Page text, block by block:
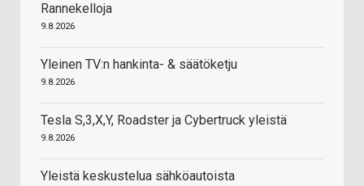
Rannekelloja
9.8.2026
Yleinen TV:n hankinta- & säätöketju
9.8.2026
Tesla S,3,X,Y, Roadster ja Cybertruck yleistä
9.8.2026
Yleistä keskustelua sähköautoista